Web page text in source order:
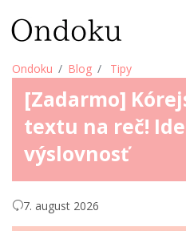
Ondoku Blog Tipy
[Zadarmo]
textu na reč!
výslovnosť
7. august 2026